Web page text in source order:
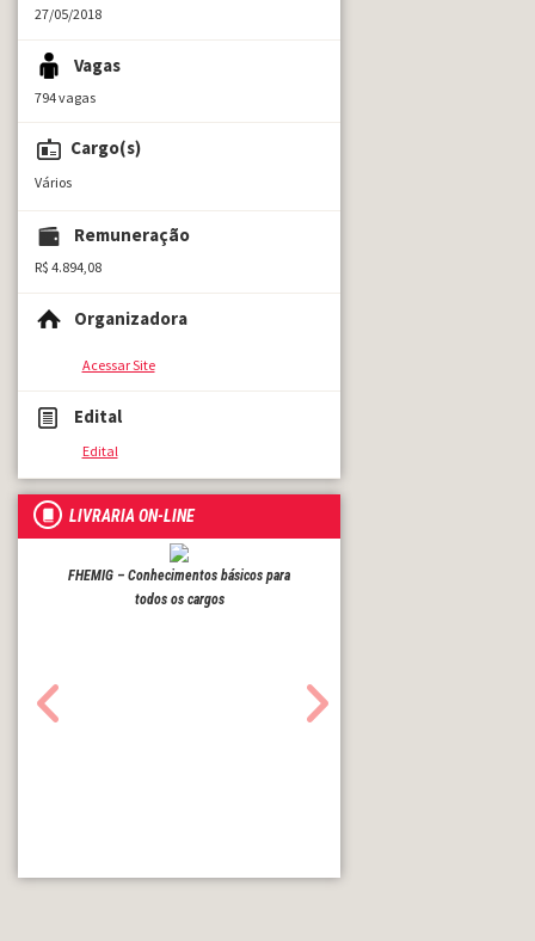
27/05/2018
Vagas
794 vagas
Cargo(s)
Vários
Remuneração
R$ 4.894,08
Organizadora
Acessar Site
Edital
Edital
LIVRARIA ON-LINE
FHEMIG – Conhecimentos básicos para
todos os cargos